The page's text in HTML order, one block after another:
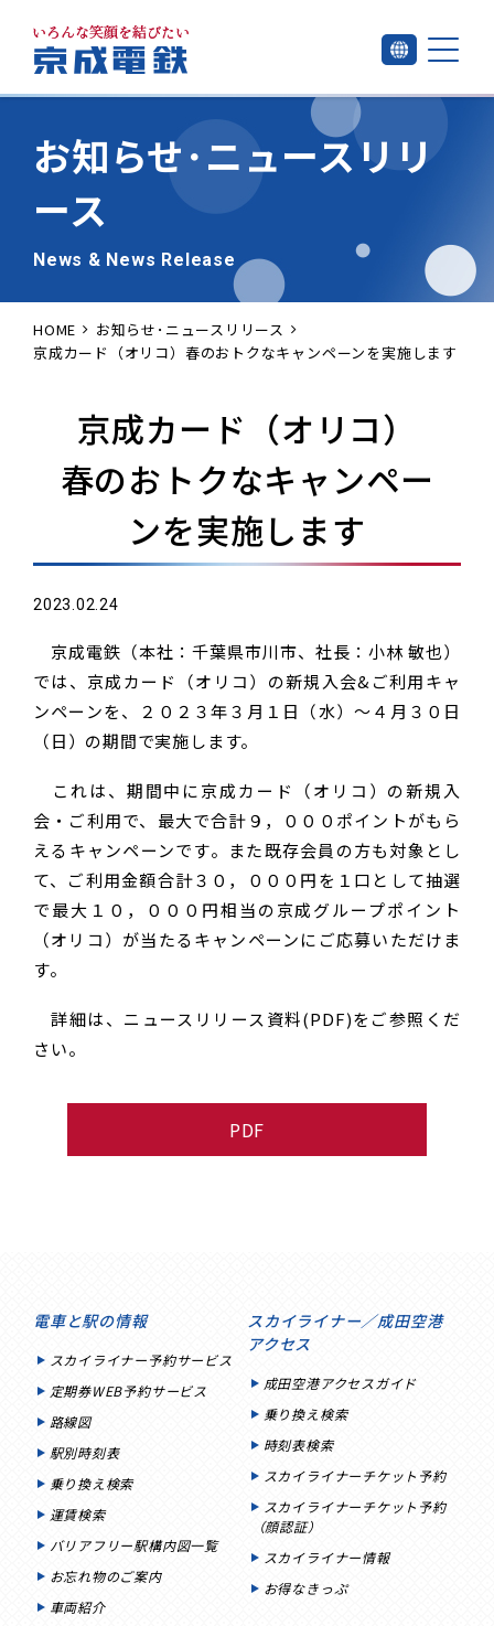
お知らせ･ニュースリリ
ース
News & News Release
HOME
お知らせ･ニュースリリース
京成カード（オリコ）春のおトクなキャンペーンを実施します
京成カード（オリコ）
春のおトクなキャンペー
ンを実施します
2023.02.24
京成電鉄（本社：千葉県市川市、社長：小林 敏也）
では、京成カード（オリコ）の新規入会&ご利用キャ
ンペーンを、２０２３年３月１日（水）～４月３０日
（日）の期間で実施します。
これは、期間中に京成カード（オリコ）の新規入
会・ご利用で、最大で合計９，０００ポイントがもら
えるキャンペーンです。また既存会員の方も対象とし
て、ご利用金額合計３０，０００円を１口として抽選
で最大１０，０００円相当の京成グループポイント
（オリコ）が当たるキャンペーンにご応募いただけま
す。
詳細は、ニュースリリース資料(PDF)をご参照くだ
さい。
PDF
電車と駅の情報
スカイライナー予約サービス
定期券WEB予約サービス
路線図
駅別時刻表
乗り換え検索
運賃検索
バリアフリー駅構内図一覧
お忘れ物のご案内
車両紹介
スカイライナー／成田空港
アクセス
成田空港アクセスガイド
乗り換え検索
時刻表検索
スカイライナーチケット予約
スカイライナーチケット予約
（顔認証）
スカイライナー情報
お得なきっぷ